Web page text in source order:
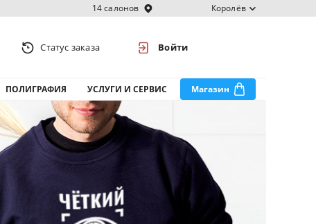
14 салонов Королёв
Статус заказа Войти
ПОЛИГРАФИЯ УСЛУГИ И СЕРВИС Магазин